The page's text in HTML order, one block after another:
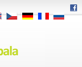
CS DE FR RU